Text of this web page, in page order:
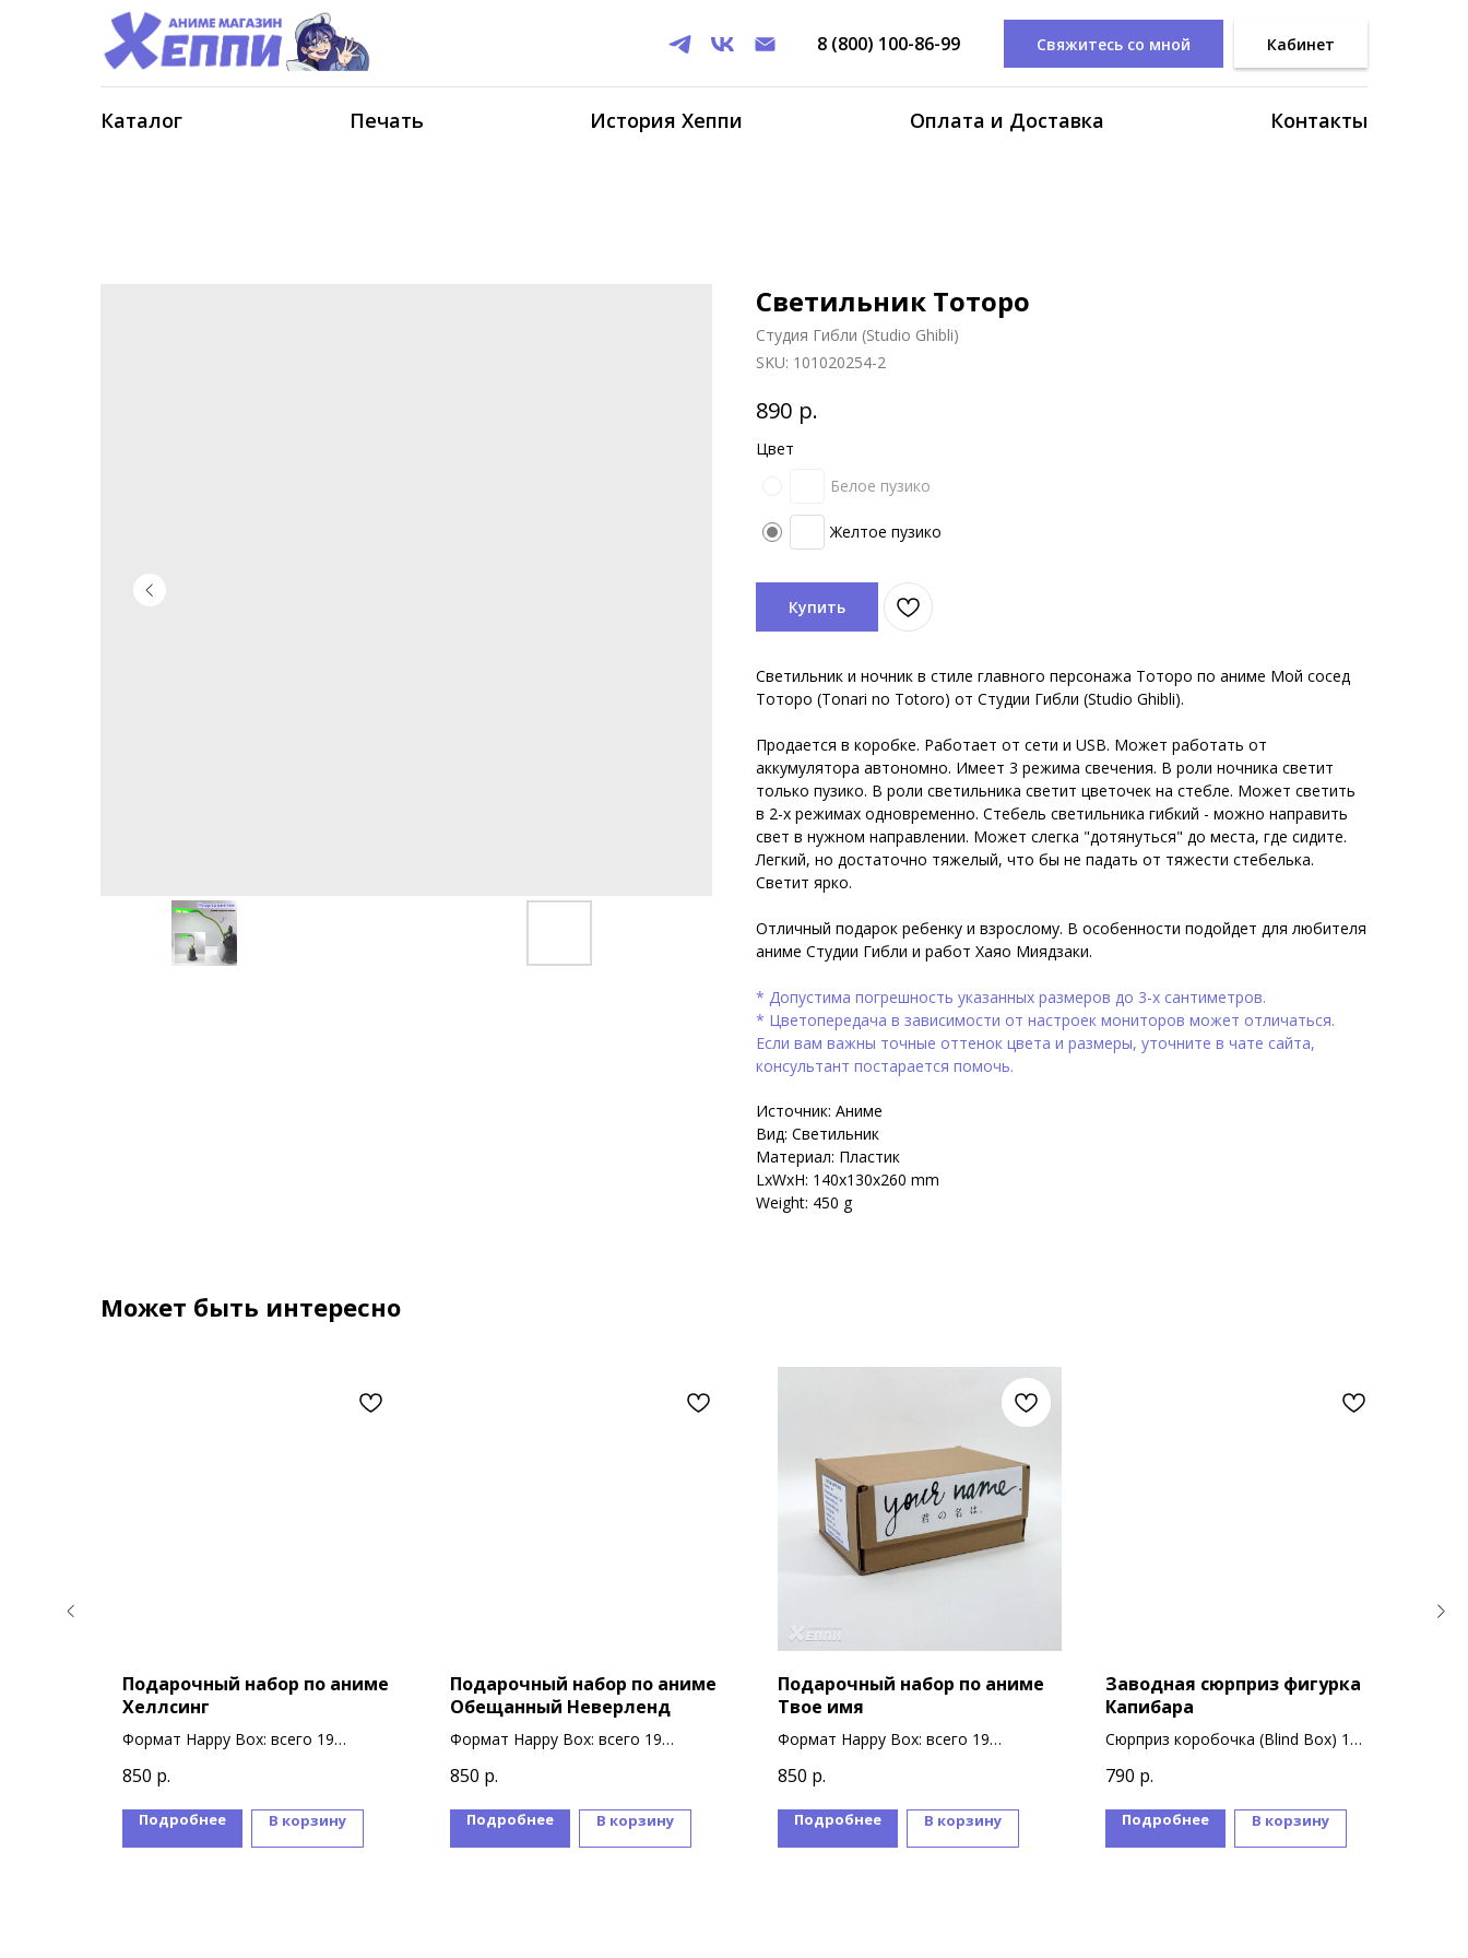
8 (800) 100-86-99 Свяжитесь со мной Кабинет
Каталог Печать История Хеппи Оплата и Доставка Контакты
Светильник Тоторо
Студия Гибли (Studio Ghibli)
SKU: 101020254-2
890 р.
Цвет
Белое пузико
Желтое пузико
Купить
Светильник и ночник в стиле главного персонажа Тоторо по аниме Мой сосед
Тоторо (Tonari no Totoro) от Студии Гибли (Studio Ghibli).
Продается в коробке. Работает от сети и USB. Может работать от
аккумулятора автономно. Имеет 3 режима свечения. В роли ночника светит
только пузико. В роли светильника светит цветочек на стебле. Может светить
в 2-х режимах одновременно. Стебель светильника гибкий - можно направить
свет в нужном направлении. Может слегка "дотянуться" до места, где сидите.
Легкий, но достаточно тяжелый, что бы не падать от тяжести стебелька.
Светит ярко.
Отличный подарок ребенку и взрослому. В особенности подойдет для любителя
аниме Студии Гибли и работ Хаяо Миядзаки.
* Допустима погрешность указанных размеров до 3-х сантиметров.
* Цветопередача в зависимости от настроек мониторов может отличаться.
Если вам важны точные оттенок цвета и размеры, уточните в чате сайта,
консультант постарается помочь.
Источник: Аниме
Вид: Светильник
Материал: Пластик
LxWxH: 140x130x260 mm
Weight: 450 g
Может быть интересно
Подарочный набор по аниме
Хеллсинг
Формат Happy Box: всего 19
850 р.
Подробнее В корзину
Подарочный набор по аниме
Обещанный Неверленд
Формат Happy Box: всего 19
850 р.
Подробнее В корзину
Подарочный набор по аниме
Твое имя
Формат Happy Box: всего 19
850 р.
Подробнее В корзину
Заводная сюрприз фигурка
Капибара
Сюрприз коробочка (Blind Box) 1
В коллекции 2 варианта дизайна
фигурок
790 р.
Подробнее В корзину